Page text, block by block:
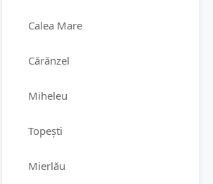
Calea Mare
Cărănzel
Miheleu
Topești
Mierlău